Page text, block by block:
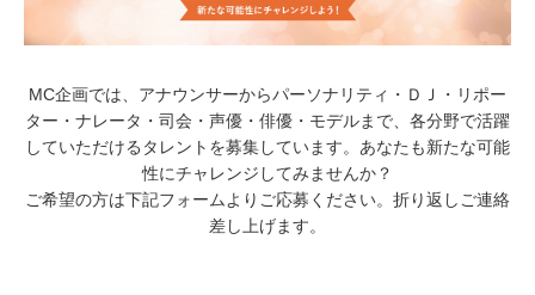
MC企画では、アナウンサーからパーソナリティ・ＤＪ・リポー
ター・ナレータ・司会・声優・俳優・モデルまで、各分野で活躍
していただけるタレントを募集しています。あなたも新たな可能
性にチャレンジしてみませんか？
ご希望の方は下記フォームよりご応募ください。折り返しご連絡
差し上げます。